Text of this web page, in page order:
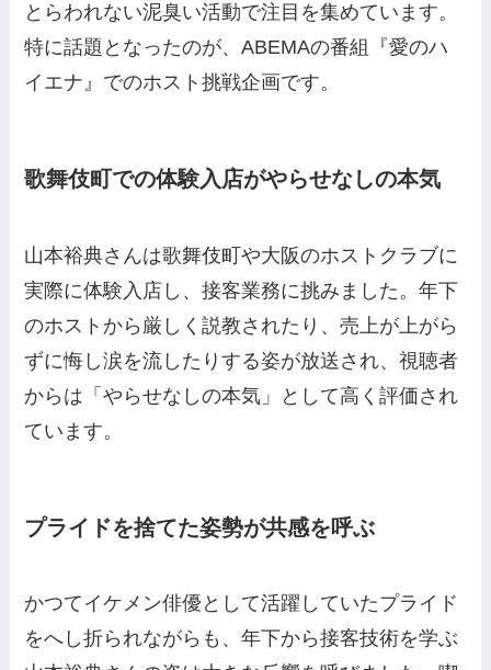
とらわれない泥臭い活動で注目を集めています。
特に話題となったのが、ABEMAの番組『愛のハ
イエナ』でのホスト挑戦企画です。
歌舞伎町での体験入店がやらせなしの本気
山本裕典さんは歌舞伎町や大阪のホストクラブに
実際に体験入店し、接客業務に挑みました。年下
のホストから厳しく説教されたり、売上が上がら
ずに悔し涙を流したりする姿が放送され、視聴者
からは「やらせなしの本気」として高く評価され
ています。
プライドを捨てた姿勢が共感を呼ぶ
かつてイケメン俳優として活躍していたプライド
をへし折られながらも、年下から接客技術を学ぶ